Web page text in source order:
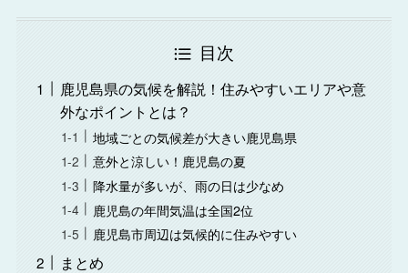
目次
鹿児島県の気候を解説！住みやすいエリアや意
外なポイントとは？
地域ごとの気候差が大きい鹿児島県
意外と涼しい！鹿児島の夏
降水量が多いが、雨の日は少なめ
鹿児島の年間気温は全国2位
鹿児島市周辺は気候的に住みやすい
まとめ